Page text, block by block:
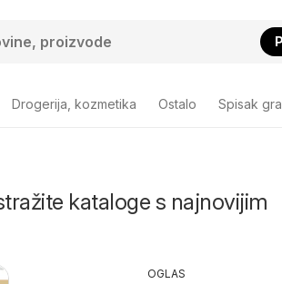
Drogerija, kozmetika Ostalo Spisak
kataloge s najnovijim
OGLAS